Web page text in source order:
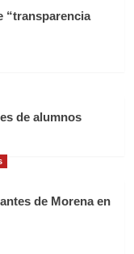
“transparencia
de alumnos
de Morena en